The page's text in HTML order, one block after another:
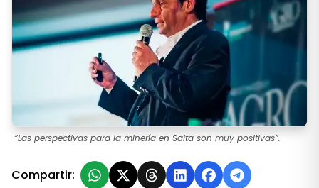
“Las perspectivas para la minería en Salta son muy positivas”.
Compartir: